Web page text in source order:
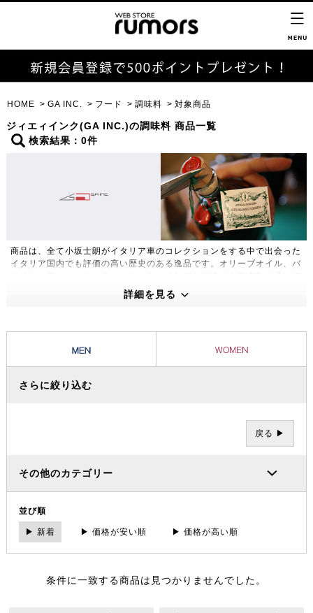
HOME GA INC. フード 調味料 対象商品
ジィエィインク(GA INC.)の調味料 商品一覧
検索結果：0件
商品は、全て小坂士朗がイタリア車のコレクションをする中で出会った
イタリア国内でも評価の高い歴史のある逸品です。オリーブオイル、バ
す。ぜひご賞味いただき、イタリアの空気を感じてください。
詳細を見る
さらに絞り込む
戻る ▶
その他のカテゴリー
並び順
▶ 新着 ▶ 価格が安い順 ▶ 価格が高い順
条件に一致する商品は見つかりませんでした。